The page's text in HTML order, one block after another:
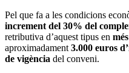
Pel que fa a les condicions
increment del 30% del
retributiva d’aquest tipus en
aproximadament 3.000 euros
de vigència del conveni.